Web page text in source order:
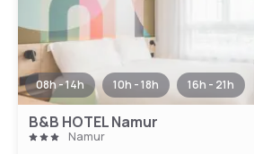
08h - 14h 10h - 18h 16h - 21h
B&B HOTEL Namur
Namur